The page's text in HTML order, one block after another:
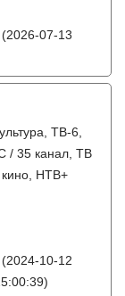
(2026-07-13
ТВ-6,
/ 35 канал, ТВ
НТВ+
(2024-10-12